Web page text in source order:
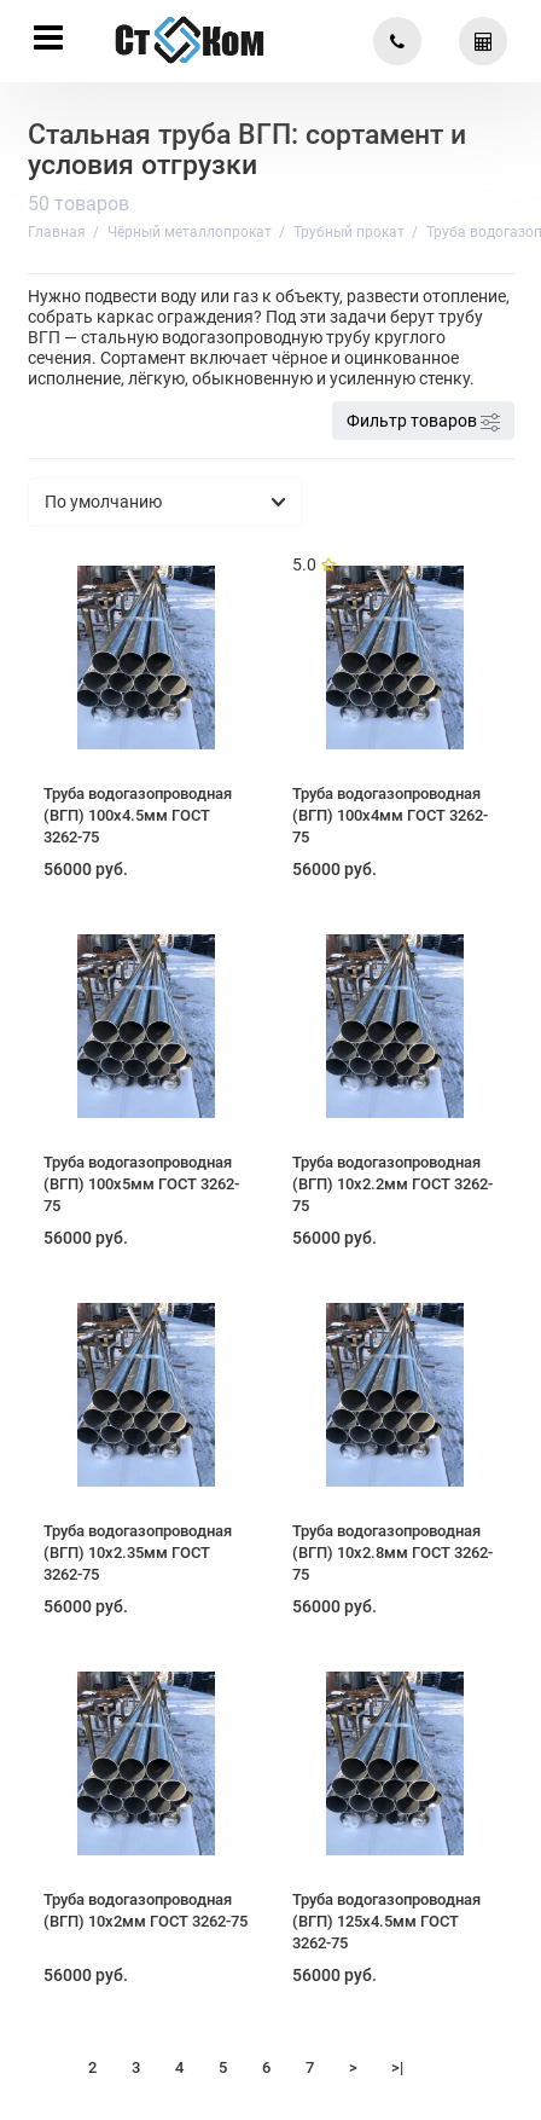
Стальная труба ВГП: сортамент и
условия отгрузки
50 товаров
Главная Чёрный металлопрокат Трубный прокат Труба
Нужно подвести воду или газ к объекту, развести отопление,
собрать каркас ограждения? Под эти задачи берут трубу
ВГП — стальную водогазопроводную трубу круглого
сечения. Сортамент включает чёрное и оцинкованное
исполнение, лёгкую, обыкновенную и усиленную стенку.
Фильтр товаров
Труба водогазопроводная
(ВГП) 100х4.5мм ГОСТ
3262-75
56000 руб.
5.0
Труба водогазопроводная
(ВГП) 100х4мм ГОСТ 3262-
75
56000 руб.
Труба водогазопроводная
(ВГП) 100х5мм ГОСТ 3262-
75
56000 руб.
Труба водогазопроводная
(ВГП) 10х2.2мм ГОСТ 3262-
75
56000 руб.
Труба водогазопроводная
(ВГП) 10х2.35мм ГОСТ
3262-75
56000 руб.
Труба водогазопроводная
(ВГП) 10х2.8мм ГОСТ 3262-
75
56000 руб.
Труба водогазопроводная
(ВГП) 10х2мм ГОСТ 3262-75
56000 руб.
Труба водогазопроводная
(ВГП) 125х4.5мм ГОСТ
3262-75
56000 руб.
2 3 4 5 6 7 > >|